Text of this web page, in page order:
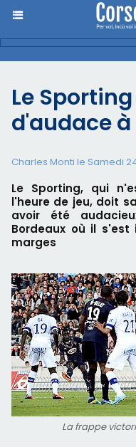
Le
d'audace
Charles Monti le Samedi
Le Sporting, qui
l'heure de jeu, doit
avoir été
Bordeaux où il
marges
La frappe